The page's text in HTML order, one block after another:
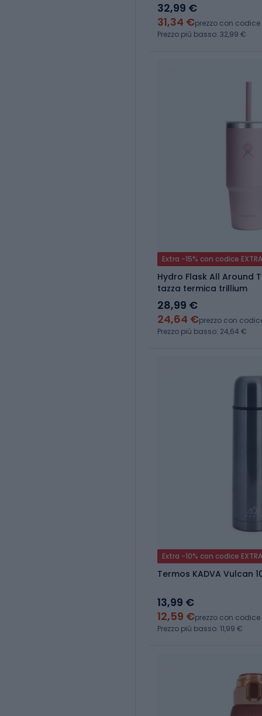
32,99 €
31,34 €prezzo con codice
Prezzo più basso: 32,99 €
Extra -15% con codice EXTRA
Hydro Flask All Around
tazza termica trillium
28,99 €
24,64 €prezzo con
Prezzo più basso: 24,64 €
Extra -10% con codice EXTRA
Termos KADVA Vulcan
13,99 €
12,59 €prezzo con codice
Prezzo più basso: 11,99 €